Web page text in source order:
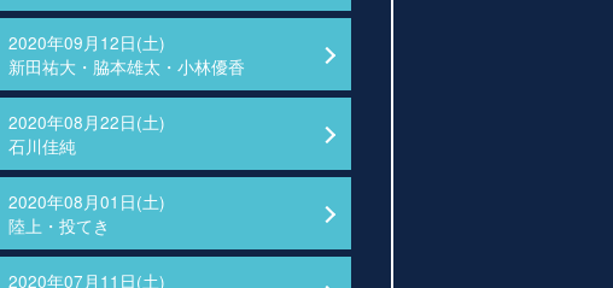
2020年09月12日(土)
新田祐大・脇本雄太・小林優香
2020年08月22日(土)
石川佳純
2020年08月01日(土)
陸上・投てき
2020年07月11日(土)